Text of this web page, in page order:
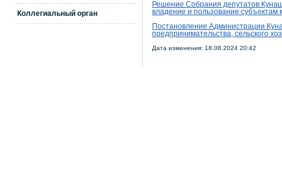
Коллегиальный орган
Решение Собрания депутатов
владение и пользование субъектам
Постановление Администрации
предпринимательства, сельского
Дата изменения: 18.08.2024 20:42